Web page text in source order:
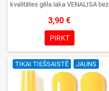
kvalitātes gēla laka VENALISA bez
krāsu izvēle, lieliska sacietēšana
UV/LED lampās un ilgstoša
noturība. Katrs flakons iepakots
kastītē – pirmo reizi to atvērsiet
tikai jūs.
3,90 €
PIRKT
TIKAI TIEŠSAISTĒ JAUNS